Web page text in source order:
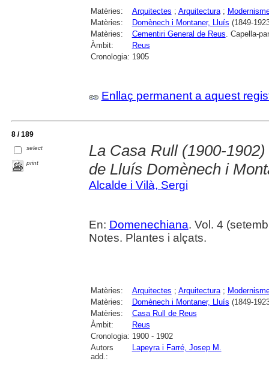
Matèries: Arquitectes ; Arquitectura;
Matèries:
Domènech i Montaner, Lluís (1849-
Matèries:
Cementiri General de Reus . Capella-
Àmbit:
Reus
Cronologia: 1905
Enllaç permanent a aquest
8 / 189
select
print
La Casa Rull (1900-
de Lluís Domènech i
Alcalde i Vilà, Sergi
En: Domenechiana. Vol. 4
Notes. Plantes i alçats.
Matèries: Arquitectes ; Arquitectura;
Matèries:
Domènech i Montaner, Lluís (1849-
Matèries:
Casa Rull de Reus
Àmbit:
Reus
Cronologia: 1900 - 1902
Autors
add.:
Lapeyra i Farré, Josep M.